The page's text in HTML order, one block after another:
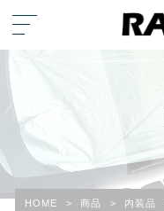
HOME > 商品 > 内装品